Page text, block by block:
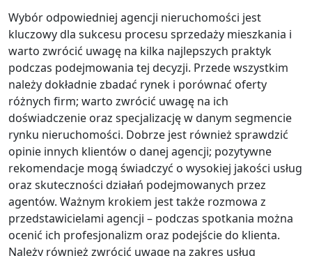
Wybór odpowiedniej agencji nieruchomości jest
kluczowy dla sukcesu procesu sprzedaży mieszkania i
warto zwrócić uwagę na kilka najlepszych praktyk
podczas podejmowania tej decyzji. Przede wszystkim
należy dokładnie zbadać rynek i porównać oferty
różnych firm; warto zwrócić uwagę na ich
doświadczenie oraz specjalizację w danym segmencie
rynku nieruchomości. Dobrze jest również sprawdzić
opinie innych klientów o danej agencji; pozytywne
rekomendacje mogą świadczyć o wysokiej jakości usług
oraz skuteczności działań podejmowanych przez
agentów. Ważnym krokiem jest także rozmowa z
przedstawicielami agencji – podczas spotkania można
ocenić ich profesjonalizm oraz podejście do klienta.
Należy również zwrócić uwagę na zakres usług